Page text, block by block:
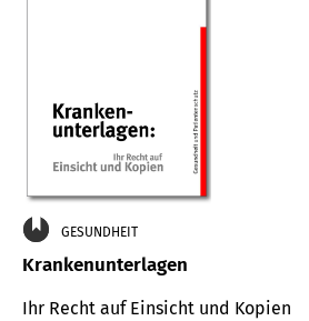
GESUNDHEIT
Krankenunterlagen
Ihr Recht auf Einsicht und Kopien